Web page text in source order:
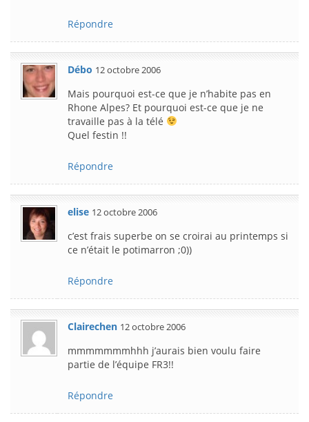
Répondre
Débo 12 octobre 2006
Mais pourquoi est-ce que je n’habite pas en
Rhone Alpes? Et pourquoi est-ce que je ne
travaille pas à la télé
Quel festin !!
Répondre
elise 12 octobre 2006
c’est frais superbe on se croirai au printemps si
ce n’était le potimarron ;0))
Répondre
Clairechen 12 octobre 2006
mmmmmmmhhh j’aurais bien voulu faire
partie de l’équipe FR3!!
Répondre